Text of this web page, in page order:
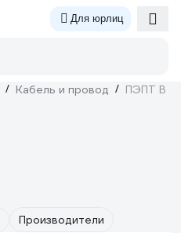
Для юрлиц
/ Кабель и провод / ПЭПТ В
Производители